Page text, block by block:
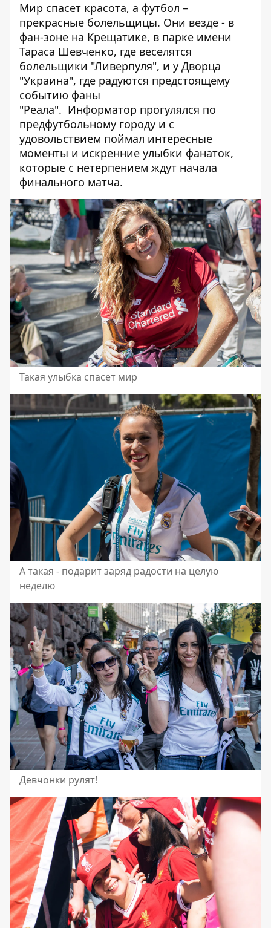
Мир спасет красота, а футбол –
прекрасные болельщицы. Они везде - в
фан-зоне на Крещатике, в парке имени
Тараса Шевченко, где веселятся
болельщики "Ливерпуля", и у Дворца
"Украина", где радуются предстоящему
событию фаны
"Реала". Информатор прогулялся по
предфутбольному городу и с
удовольствием поймал интересные
моменты и искренние улыбки фанаток,
которые с нетерпением ждут начала
финального матча.
Такая улыбка спасет мир
А такая - подарит заряд радости на целую
неделю
Девчонки рулят!